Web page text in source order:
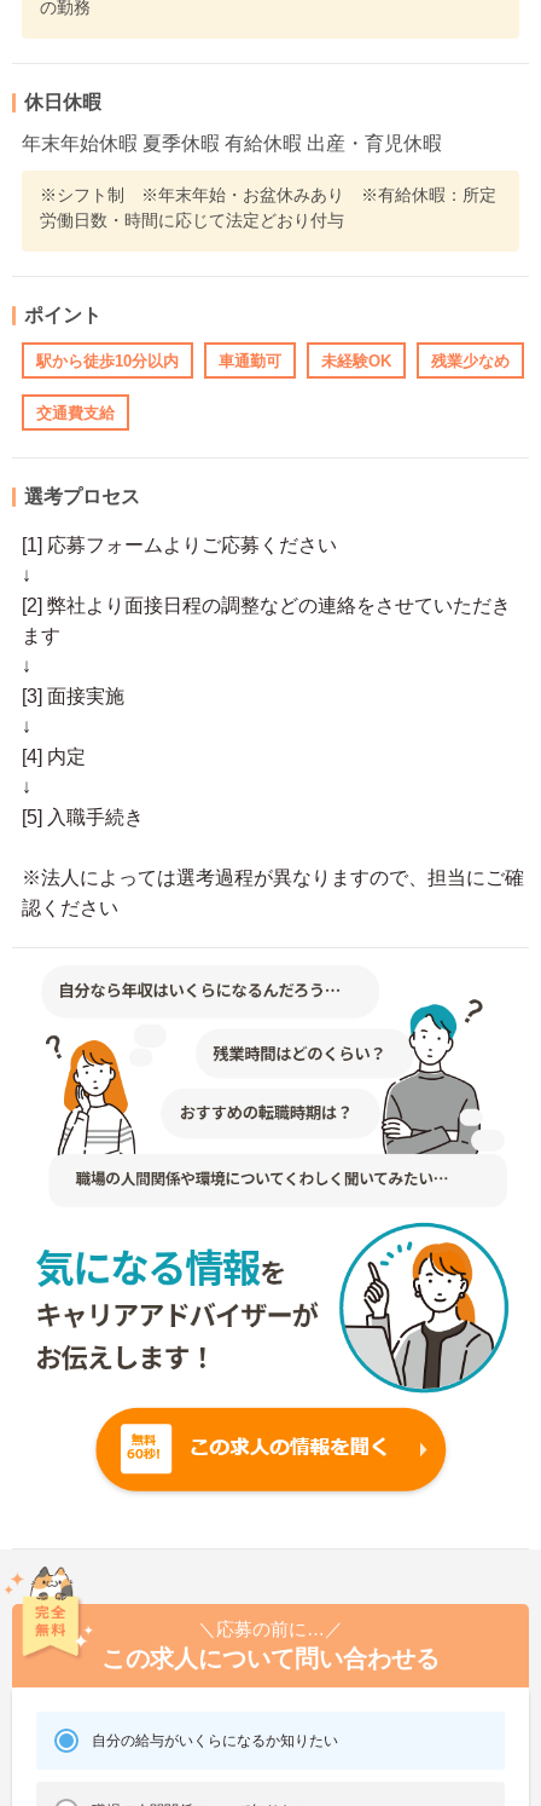
の勤務
休日休暇
年末年始休暇 夏季休暇 有給休暇 出産・育児休暇
※シフト制 ※年末年始・お盆休みあり ※有給休暇：所定
労働日数・時間に応じて法定どおり付与
ポイント
駅から徒歩10分以内 車通勤可 未経験OK 残業少なめ
交通費支給
選考プロセス
[1] 応募フォームよりご応募ください
↓
[2] 弊社より面接日程の調整などの連絡をさせていただき
ます
↓
[3] 面接実施
↓
[4] 内定
↓
[5] 入職手続き
※法人によっては選考過程が異なりますので、担当にご確
認ください
＼応募の前に…／
この求人について問い合わせる
自分の給与がいくらになるか知りたい